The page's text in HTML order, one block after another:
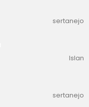
sertanejo
Islan
sertanejo